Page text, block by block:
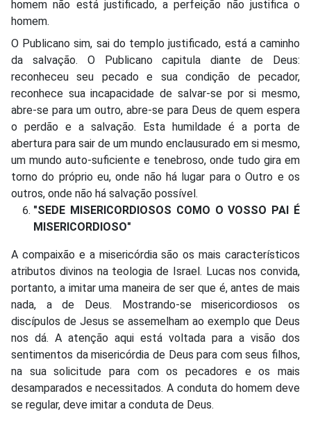
homem não está justificado, a perfeição não justifica o
homem.
O Publicano sim, sai do templo justificado, está a caminho
da salvação. O Publicano capitula diante de Deus:
reconheceu seu pecado e sua condição de pecador,
reconhece sua incapacidade de salvar-se por si mesmo,
abre-se para um outro, abre-se para Deus de quem espera
o perdão e a salvação. Esta humildade é a porta de
abertura para sair de um mundo enclausurado em si mesmo,
um mundo auto-suficiente e tenebroso, onde tudo gira em
torno do próprio eu, onde não há lugar para o Outro e os
outros, onde não há salvação possível.
"SEDE MISERICORDIOSOS COMO O VOSSO PAI É
MISERICORDIOSO"
A compaixão e a misericórdia são os mais característicos
atributos divinos na teologia de Israel. Lucas nos convida,
portanto, a imitar uma maneira de ser que é, antes de mais
nada, a de Deus. Mostrando-se misericordiosos os
discípulos de Jesus se assemelham ao exemplo que Deus
nos dá. A atenção aqui está voltada para a visão dos
sentimentos da misericórdia de Deus para com seus filhos,
na sua solicitude para com os pecadores e os mais
desamparados e necessitados. A conduta do homem deve
se regular, deve imitar a conduta de Deus.